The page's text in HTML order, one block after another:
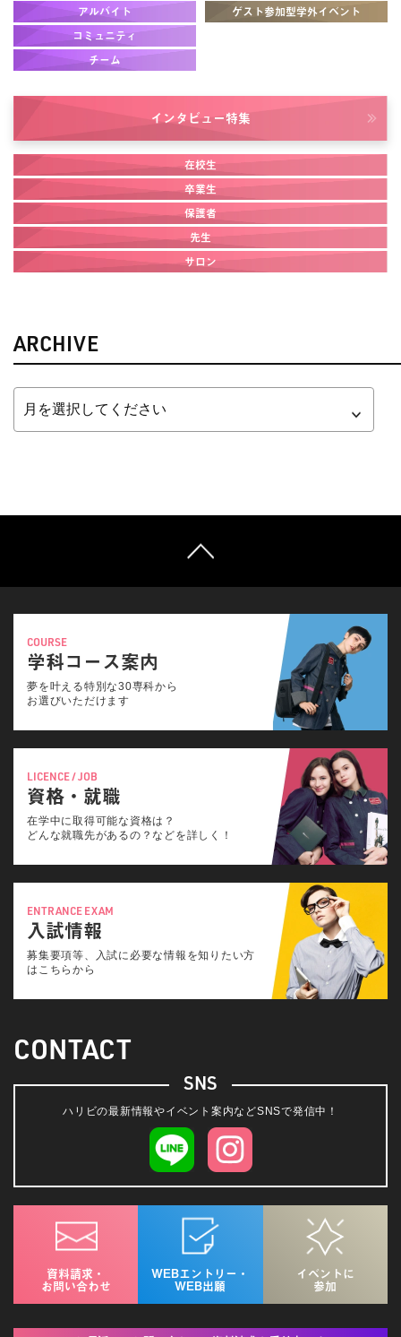
アルバイト
コミュニティ
チーム
ゲスト参加型学外イベント
インタビュー特集
在校生
卒業生
保護者
先生
サロン
ARCHIVE
COURSE
学科コース案内
夢を叶える特別な30専科から
お選びいただけます
LICENCE / JOB
資格・就職
在学中に取得可能な資格は？
どんな就職先があるの？などを詳しく！
ENTRANCE EXAM
入試情報
募集要項等、入試に必要な情報を知りたい方
はこちらから
CONTACT
SNS
ハリビの最新情報やイベント案内などSNSで発信中！
資料請求・
お問い合わせ
WEBエントリー・
WEB出願
イベントに
参加